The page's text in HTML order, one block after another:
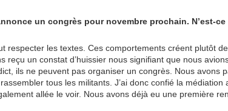
un congrès pour novembre prochain. N’est-
respecter les textes. Ces comportements créent plutôt
reçu un constat d’huissier nous signifiant que nous
ils ne peuvent pas organiser un congrès. Nous avons
tous les militants. J’ai donc confié la
allée le voir. Nous avons déjà eu une première